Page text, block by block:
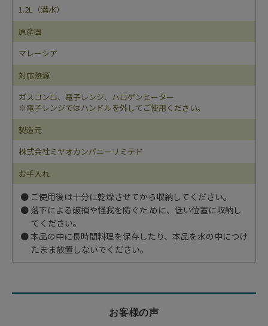
1.2L（満水）
原産国
マレーシア
対応熱源
ガスコンロ、電子レンジ、ハロゲンヒーター
※電子レンジではハンドルを外してご使用ください。
製造元
株式会社ミヤオカンパニーリミテド
お手入れ
● ご使用後は十分に乾燥させてから収納してください。
● 落下による破損や怪我を防ぐた めに、低い位置に収納し
てください。
● 本品の中に長時間料理を保存したり、本品を水の中につけ
たまま放置しないでください。
お客様の声